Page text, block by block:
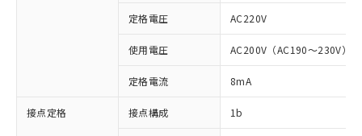
定格電圧 AC220V
使用電圧 AC200V（AC190～230V）
定格電流 8mA
接点定格 接点構成 1b
ご利用条件
※1 対応状況
対応済み：EU RoHS指令（10物質）の
非含有に対応した製品が提供可能な商品で
対応予定：EU RoHS指令（10物質）の非含
有に対応した製品に切り替える予定のある